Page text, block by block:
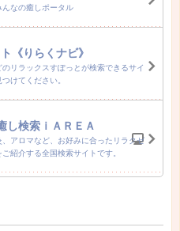
んなの癒しポータル
《りらくナビ》
リラックスすぽっとが検索できるサイ
けてください。
し検索ｉＡＲＥＡ
アロマなど、お好みに合ったリラクゼ
紹介する全国検索サイトです。